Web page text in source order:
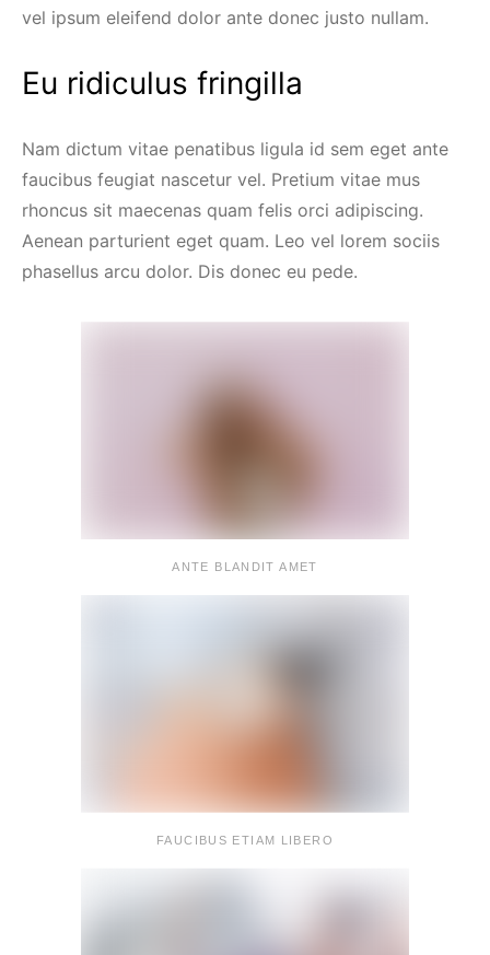
vel ipsum eleifend dolor ante donec justo nullam.
Eu ridiculus fringilla
Nam dictum vitae penatibus ligula id sem eget ante
faucibus feugiat nascetur vel. Pretium vitae mus
rhoncus sit maecenas quam felis orci adipiscing.
Aenean parturient eget quam. Leo vel lorem sociis
phasellus arcu dolor. Dis donec eu pede.
ANTE BLANDIT AMET
FAUCIBUS ETIAM LIBERO